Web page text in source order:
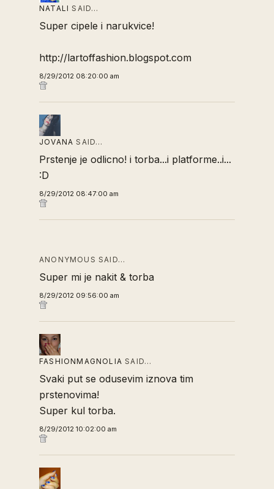
NATALI SAID…
Super cipele i narukvice!
http://lartoffashion.blogspot.com
8/29/2012 08:20:00 am
JOVANA SAID…
Prstenje je odlicno! i torba...i platforme..i...
:D
8/29/2012 08:47:00 am
ANONYMOUS SAID…
Super mi je nakit & torba
8/29/2012 09:56:00 am
FASHIONMAGNOLIA SAID…
Svaki put se odusevim iznova tim
prstenovima!
Super kul torba.
8/29/2012 10:02:00 am